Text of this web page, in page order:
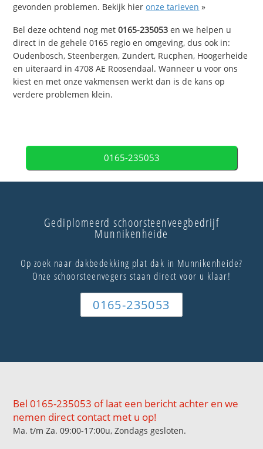
gevonden problemen. Bekijk hieronze tarieven »
Bel deze ochtend nog met0165-235053 en we helpen u
direct in de gehele 0165 regio en omgeving, dus ook in:
Oudenbosch, Steenbergen, Zundert, Rucphen, Hoogerheide
en uiteraard in 4708 AE Roosendaal. Wanneer u voor ons
kiest en met onze vakmensen werkt dan is de kans op
verdere problemen klein.
0165-235053
Gediplomeerd schoorsteenveegbedrijf
Munnikenheide
Op zoek naar dakbedekking plat dak in Munnikenheide?
Onze schoorsteenvegers staan direct voor u klaar!
0165-235053
Bel 0165-235053 of laat een bericht achter en we
nemen direct contact met u op!
Ma. t/m Za. 09:00-17:00u, Zondags gesloten.